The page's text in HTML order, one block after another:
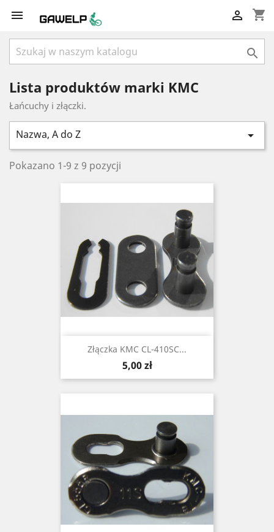
 shopping_cart


Lista produktów marki KMC
Łańcuchy i złączki.
Nazwa, A do Z 
Pokazano 1-9 z 9 pozycji
Złączka KMC CL-410SC...
Cena
5,00 zł